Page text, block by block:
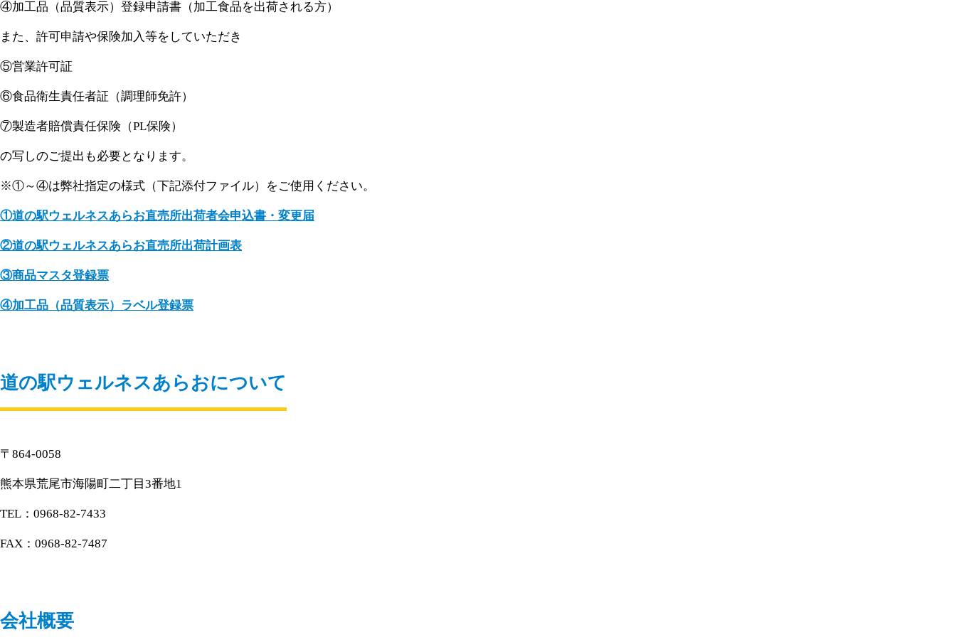
④加工品（品質表示）登録申請書（加工食品を出荷される方）
また、許可申請や保険加入等をしていただき
⑤営業許可証
⑥食品衛生責任者証（調理師免許）
⑦製造者賠償責任保険（PL保険）
の写しのご提出も必要となります。
※①～④は弊社指定の様式（下記添付ファイル）をご使用ください。
①道の駅ウェルネスあらお直売所出荷者会申込書・変更届
②道の駅ウェルネスあらお直売所出荷計画表
③商品マスタ登録票
④加工品（品質表示）ラベル登録票
道の駅ウェルネスあらおについて
〒864-0058
熊本県荒尾市海陽町二丁目3番地1
TEL：0968-82-7433
FAX：0968-82-7487
会社概要